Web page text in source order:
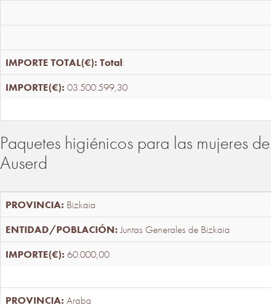
Total:
03.500.599,30
Paquetes higiénicos para las mujeres
Auserd
Bizkaia
Juntas Generales de Bizkaia
60.000,00
Araba